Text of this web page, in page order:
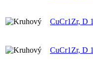
CuCr1Zr, D
CuCr1Zr, D